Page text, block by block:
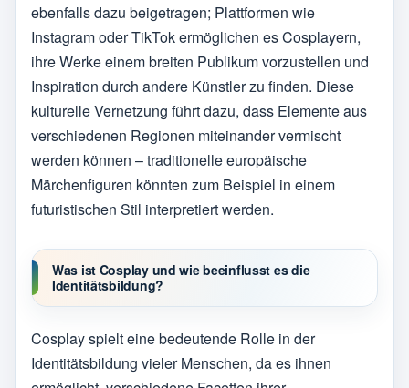
ebenfalls dazu beigetragen; Plattformen wie
Instagram oder TikTok ermöglichen es Cosplayern,
ihre Werke einem breiten Publikum vorzustellen und
Inspiration durch andere Künstler zu finden. Diese
kulturelle Vernetzung führt dazu, dass Elemente aus
verschiedenen Regionen miteinander vermischt
werden können – traditionelle europäische
Märchenfiguren könnten zum Beispiel in einem
futuristischen Stil interpretiert werden.
Was ist Cosplay und wie beeinflusst es die
Identitätsbildung?
Cosplay spielt eine bedeutende Rolle in der
Identitätsbildung vieler Menschen, da es ihnen